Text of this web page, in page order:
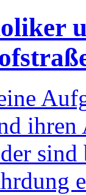
sind